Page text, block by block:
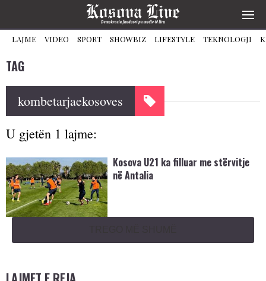
LAJME VIDEO SPORT SHOWBIZ LIFESTYLE TEKNOLOGJI
TAG
kombetarjaekosoves
U gjetën 1 lajme:
Kosova U21 ka filluar me stërvitje
në Antalia